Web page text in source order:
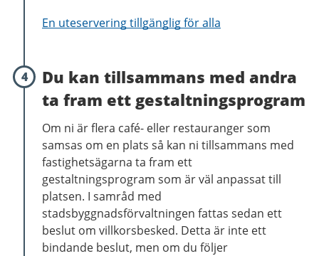
En uteservering tillgänglig för alla
4
Du kan tillsammans med andra
ta fram ett gestaltningsprogram
Om ni är flera café- eller restauranger som
samsas om en plats så kan ni tillsammans med
fastighetsägarna ta fram ett
gestaltningsprogram som är väl anpassat till
platsen. I samråd med
stadsbyggnadsförvaltningen fattas sedan ett
beslut om villkorsbesked. Detta är inte ett
bindande beslut, men om du följer